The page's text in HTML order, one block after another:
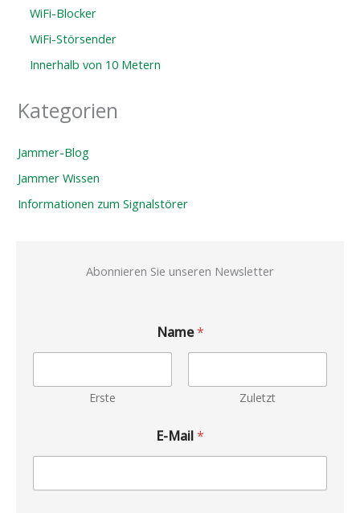
WiFi-Blocker
WiFi-Störsender
Innerhalb von 10 Metern
Kategorien
Jammer-Blog
Jammer Wissen
Informationen zum Signalstörer
Abonnieren Sie unseren Newsletter
Name*
Erste Zuletzt
E-Mail*